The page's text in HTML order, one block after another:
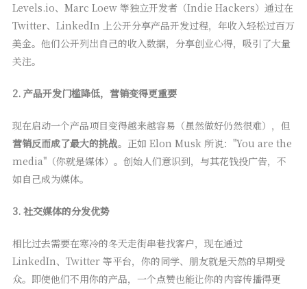
Levels.io、Marc Loew 等独立开发者（Indie Hackers）通过在
Twitter、LinkedIn 上公开分享产品开发过程，年收入轻松过百万
美金。他们公开列出自己的收入数据，分享创业心得，吸引了大量
关注。
2. 产品开发门槛降低，营销变得更重要
现在启动一个产品项目变得越来越容易（虽然做好仍然很难），但
营销反而成了最大的挑战。正如 Elon Musk 所说："You are the
media"（你就是媒体）。创始人们意识到，与其花钱投广告，不
如自己成为媒体。
3. 社交媒体的分发优势
相比过去需要在寒冷的冬天走街串巷找客户，现在通过
LinkedIn、Twitter 等平台，你的同学、朋友就是天然的早期受
众。即使他们不用你的产品，一个点赞也能让你的内容传播得更